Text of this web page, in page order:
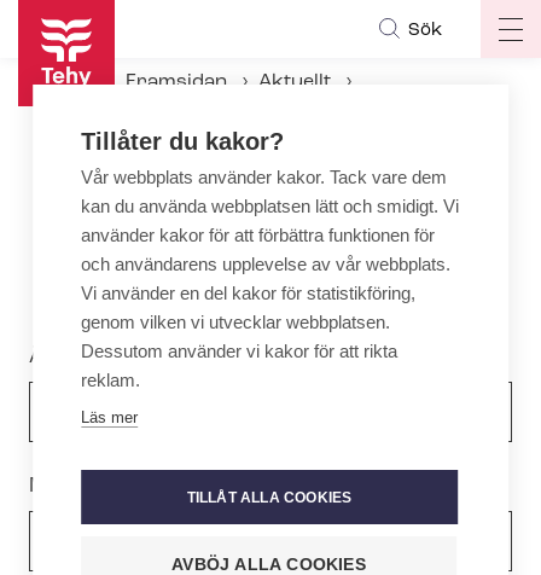
Hoppa
huvudinnehåll
Sök
Framsidan
Aktuellt
Aktuellt hos Tehy
Här hittar du Tehys aktuella innehåll.
Block
År
Månad
Tillåter du kakor?
Vår webbplats använder kakor. Tack vare dem
kan du använda webbplatsen lätt och smidigt. Vi
använder kakor för att förbättra funktionen för
och användarens upplevelse av vår webbplats.
Vi använder en del kakor för statistikföring,
genom vilken vi utvecklar webbplatsen.
Dessutom använder vi kakor för att rikta
reklam.
Läs mer
TILLÅT ALLA COOKIES
AVBÖJ ALLA COOKIES